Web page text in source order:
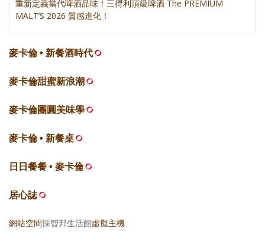
重新定義當代啤酒品味！三得利頂級啤酒 The PREMIUM
MALT’S 2026 質感進化！
麥卡倫 • 新餐酒時代
麥卡倫甜蜜新浪潮
麥卡倫團圓美味學
麥卡倫 • 新餐桌
日日餐餐 • 麥卡倫
居心誌
網站空間採智邦生活館虛擬主機